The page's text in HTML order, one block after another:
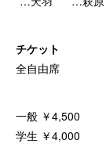
チケット
全自由席
一般 ￥4,500
学生 ￥4,000